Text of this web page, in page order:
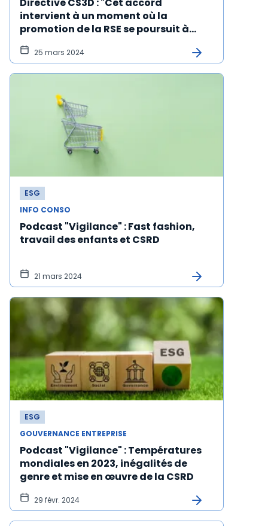
intervient à un moment où la
promotion de la RSE se poursuit à
tombeau ouvert en France", E. Valette
25 mars 2024
ESG
INFO CONSO
Podcast "Vigilance" : Fast fashion,
travail des enfants et CSRD
21 mars 2024
ESG
GOUVERNANCE ENTREPRISE
Podcast "Vigilance" : Températures
mondiales en 2023, inégalités de
genre et mise en œuvre de la CSRD
29 févr. 2024